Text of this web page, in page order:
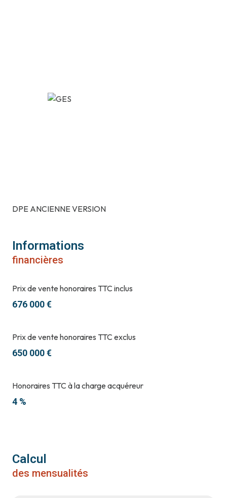
DPE ANCIENNE VERSION
Informations
financières
Prix de vente honoraires TTC inclus
676 000 €
Prix de vente honoraires TTC exclus
650 000 €
Honoraires TTC à la charge acquéreur
4 %
Calcul
des mensualités